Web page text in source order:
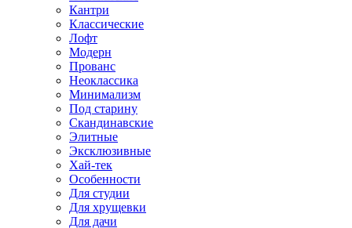
Кантри
Классические
Лофт
Модерн
Прованс
Неоклассика
Минимализм
Под старину
Скандинавские
Элитные
Эксклюзивные
Хай-тек
Особенности
Для студии
Для хрущевки
Для дачи